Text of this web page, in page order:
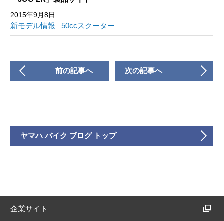
2015年9月8日
新モデル情報 50ccスクーター
前の記事へ 次の記事へ
ヤマハ バイク ブログ トップ
企業サイト